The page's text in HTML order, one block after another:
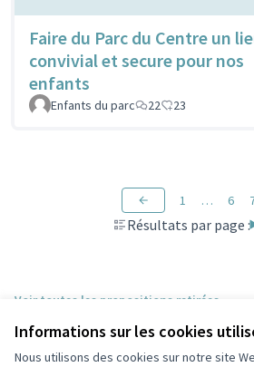
Informations sur les cookies
Nous utilisons des cookies sur notre site
Faire du Parc du Centre un
convivial et secure pour nos
enfants
Enfants du parc 22 23
Résultats par page :
1 … 6
Voir toutes les propositions retirées
Conditions d'utilisation